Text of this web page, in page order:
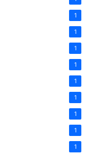
1
1
1
1
1
1
1
1
1